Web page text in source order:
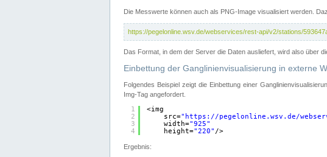
Die Messwerte können auch als PNG-Image visualisiert werden.
https://pegelonline.wsv.de/webservices/rest-api/v2/stations/
Das Format, in dem der Server die Daten ausliefert, wird also über
Einbettung der Ganglinienvisualisierung in externe
Folgendes Beispiel zeigt die Einbettung einer
Img-Tag angefordert.
1
2
3
4
<img
src=" https://pegelonline.wsv.de/
width="925"
height="220" />
Ergebnis: